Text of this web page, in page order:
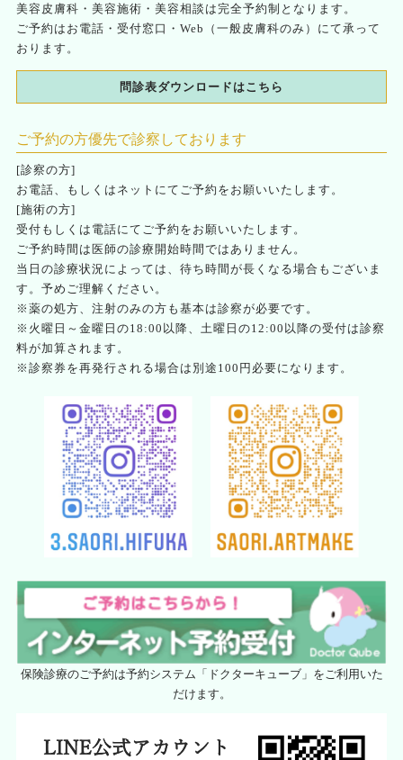
美容皮膚科・美容施術・美容相談は完全予約制となります。
ご予約はお電話・受付窓口・Web（一般皮膚科のみ）にて承って
おります。
問診表ダウンロードはこちら
ご予約の方優先で診察しております
[診察の方]
お電話、もしくはネットにてご予約をお願いいたします。
[施術の方]
受付もしくは電話にてご予約をお願いいたします。
ご予約時間は医師の診療開始時間ではありません。
当日の診療状況によっては、待ち時間が長くなる場合もございま
す。予めご理解ください。
※薬の処方、注射のみの方も基本は診察が必要です。
※火曜日～金曜日の18:00以降、土曜日の12:00以降の受付は診察
料が加算されます。
※診察券を再発行される場合は別途100円必要になります。
保険診療のご予約は予約システム「ドクターキューブ」をご利用いた
だけます。